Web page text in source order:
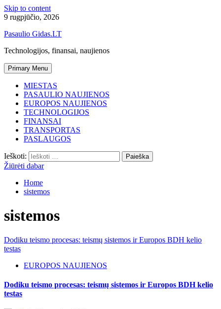
Skip to content
9 rugpjūčio, 2026
Pasaulio Gidas.LT
Technologijos, finansai, naujienos
Primary Menu
MIESTAS
PASAULIO NAUJIENOS
EUROPOS NAUJIENOS
TECHNOLOGIJOS
FINANSAI
TRANSPORTAS
PASLAUGOS
Ieškoti:
Žiūrėti dabar
Home
sistemos
sistemos
Dodiku teismo procesas: teismų sistemos ir Europos BDH kelio
testas
EUROPOS NAUJIENOS
Dodiku teismo procesas: teismų sistemos ir Europos BDH kelio
testas